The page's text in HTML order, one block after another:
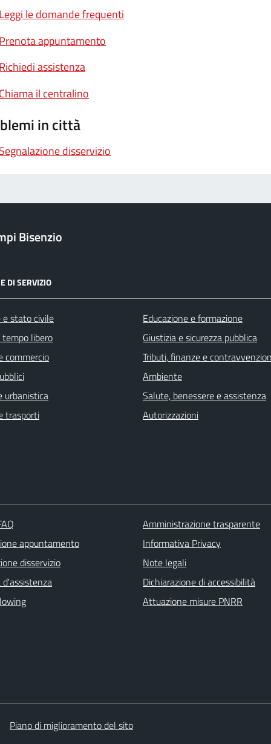
Leggi le domande frequenti
Prenota appuntamento
Richiedi assistenza
Chiama il centralino
in città
Segnalazione disservizio
Bisenzio
DI SERVIZIO
e stato civile
libero
commercio
urbanistica
trasporti
Educazione e formazione
Giustizia e sicurezza pubblica
Tributi, finanze e
Ambiente
Salute, benessere e assistenza
Autorizzazioni
appuntamento
disservizio
d'assistenza
Amministrazione trasparente
Informativa Privacy
Note legali
Dichiarazione di accessibilità
Attuazione misure PNRR
Piano di miglioramento del sito